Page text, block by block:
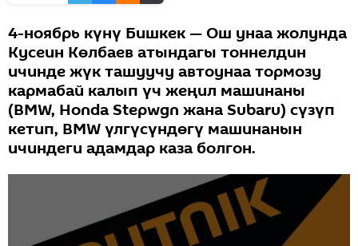
4-ноябрь күнү Бишкек — Ош унаа жолунда
Кусеин Көлбаев атындагы тоннелдин
ичинде жүк ташуучу автоунаа тормозу
кармабай калып үч жеңил машинаны
(BMW, Honda Stepwgn жана Subaru) сүзүп
кетип, BMW үлгүсүндөгү машинанын
ичиндеги адамдар каза болгон.